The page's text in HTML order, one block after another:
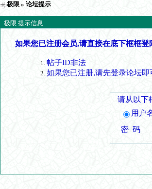
极限 » 论坛提示
极限 提示信息
如果您已注册会员,请直接在底下框框
帖子ID非法
如果您已注册,请先登录论坛即
请从以下
用户
密 码